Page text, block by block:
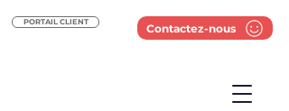
PORTAIL CLIENT Contactez-nous